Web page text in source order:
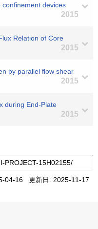
devices
2015
Relation of Core
2015
by parallel flow shear
2015
during End-Plate
2015
04-16 更新日: 2025-11-17